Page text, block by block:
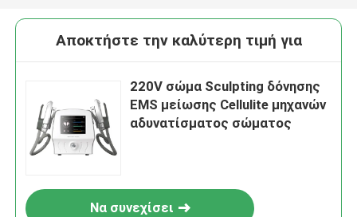
Αποκτήστε την καλύτερη τιμή για
220V σώμα Sculpting δόνησης
EMS μείωσης Cellulite μηχανών
αδυνατίσματος σώματος
Να συνεχίσει